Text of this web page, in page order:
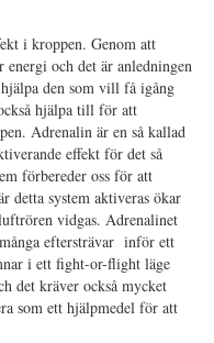
i kroppen. Genom att
och det är anledningen
den som vill få igång
hjälpa till för att
Adrenalin är en så kallad
effekt för det så
förbereder oss för att
detta system aktiveras ökar
vidgas. Adrenalinet
eftersträvar inför ett
i ett fight-or-flight läge
det kräver också mycket
som ett hjälpmedel för att